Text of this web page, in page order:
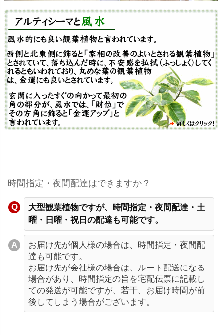
時間指定・夜間配達はできますか？
大型観葉植物ですが、時間指定・夜間配達・土
曜・日曜・祝日の配達も可能です。
お届け先が個人様の場合は、時間指定・夜間配
達も可能です。
お届け先が会社様の場合は、ルート配送になる
場合があり、時間指定の旨を宅配伝票に記載し
ての発送が可能ですが、若干、お届け時間が前
後してしまう場合がございます。